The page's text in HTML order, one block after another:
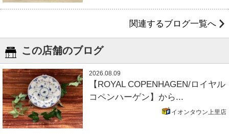
関連するブログ一覧へ
この店舗のブログ
2026.08.09
【ROYAL COPENHAGEN/ロイヤル
コペンハーゲン】から...
イオンタウン上里店